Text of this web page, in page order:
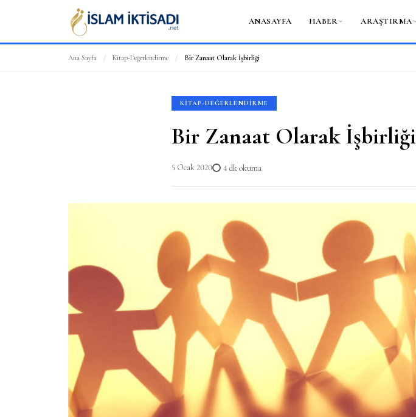
ANASAYFA HABER ARAŞTIRMA
Ana Sayfa / Kitap-Değerlendirme / Bir Zanaat Olarak İşbirliği
KITAP-DEĞERLENDIRME
Bir Zanaat Olarak İşbirliği
5 Ocak 2020 4 dk okuma